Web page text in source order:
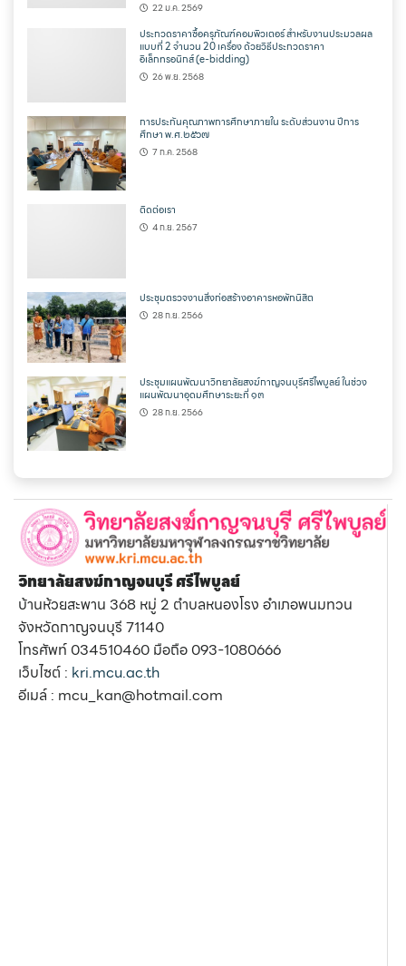
22 ม.ค. 2569
ประกวดราคาซื้อครุภัณฑ์คอมพิวเตอร์ สำหรับงานประมวลผล
แบบที่ 2 จำนวน 20 เครื่อง ด้วยวิธีประกวดราคา
อิเล็กทรอนิกส์ (e-bidding)
26 พ.ย. 2568
การประกันคุณภาพการศึกษาภายใน ระดับส่วนงาน ปีการ
ศึกษา พ.ศ.๒๕๖๗
7 ก.ค. 2568
ติดต่อเรา
4 ก.ย. 2567
ประชุมตรวจงานสิ่งก่อสร้างอาคารหอพักนิสิต
28 ก.ย. 2566
ประชุมแผนพัฒนาวิทยาลัยสงฆ์กาญจนบุรีศรีไพบูลย์ ในช่วง
แผนพัฒนาอุดมศึกษาระยะที่ ๑๓
28 ก.ย. 2566
วิทยาลัยสงฆ์กาญจนบุรี ศรีไพบูลย์
บ้านห้วยสะพาน 368 หมู่ 2 ตำบลหนองโรง อำเภอพนมทวน
จังหวัดกาญจนบุรี 71140
โทรศัพท์ 034510460 มือถือ 093-1080666
เว็บไซต์ : kri.mcu.ac.th
อีเมล์ : mcu_kan@hotmail.com